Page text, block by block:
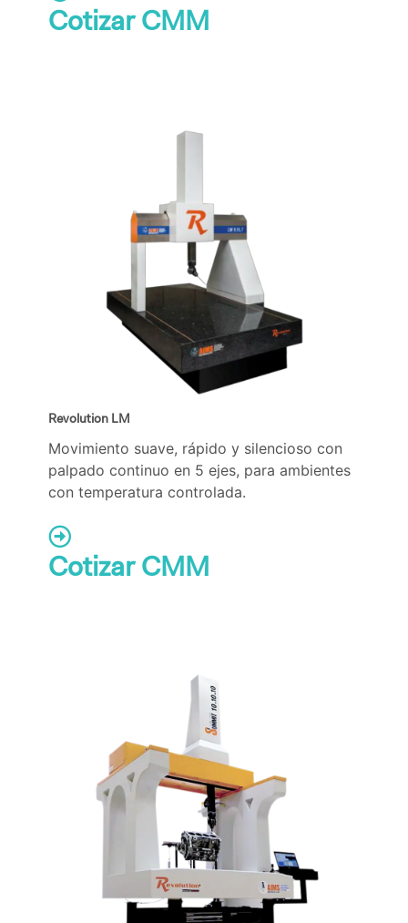
Cotizar CMM
Revolution LM
Movimiento suave, rápido y silencioso con
palpado continuo en 5 ejes, para ambientes
con temperatura controlada.
Cotizar CMM